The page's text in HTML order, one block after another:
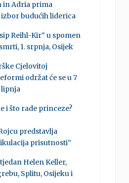
in Adria prima
budućih liderica
Reihl-Kir“ u spomen
1. srpnja, Osijek
Cjelovitoj
održat će se u 7
lipnja
i što rade princeze?
predstavlja
prisutnosti”
Helen Keller,
Splitu, Osijeku i